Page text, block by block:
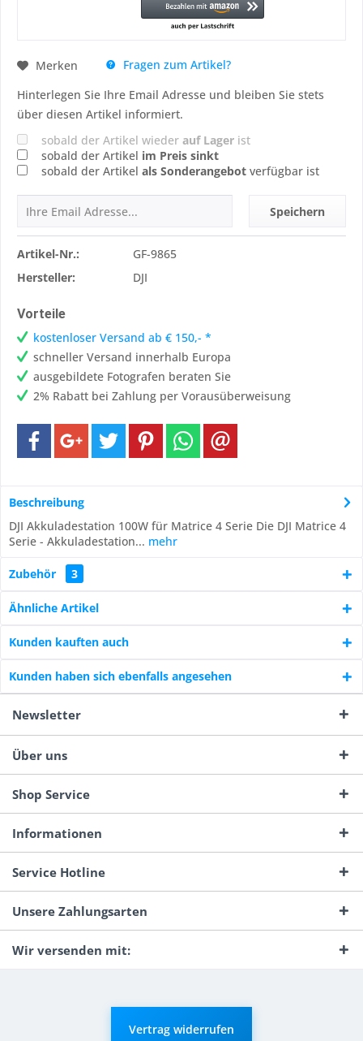
Merken
Fragen zum Artikel?
Hinterlegen Sie Ihre Email Adresse und bleiben Sie stets
über diesen Artikel informiert.
sobald der Artikel wieder auf Lager ist
sobald der Artikel im Preis sinkt
sobald der Artikel als Sonderangebot verfügbar ist
Speichern
Artikel-Nr.:
GF-9865
Hersteller:
DJI
Vorteile
kostenloser Versand ab € 150,- *
schneller Versand innerhalb Europa
ausgebildete Fotografen beraten Sie
2% Rabatt bei Zahlung per Vorausüberweisung
Beschreibung
DJI Akkuladestation 100W für Matrice 4 Serie Die DJI Matrice 4
Serie - Akkuladestation... mehr
Zubehör 3
Ähnliche Artikel
Kunden kauften auch
Kunden haben sich ebenfalls angesehen
Newsletter
Über uns
Shop Service
Informationen
Service Hotline
Unsere Zahlungsarten
Wir versenden mit:
Vertrag widerrufen